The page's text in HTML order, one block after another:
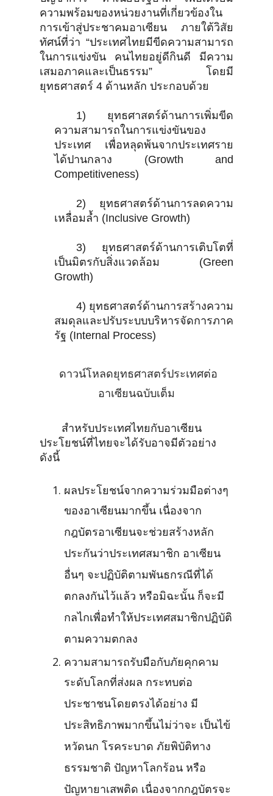
ความพร้อมของหน่วยงานที่เกี่ยวข้องใน
การเข้าสู่ประชาคมอาเซียน ภายใต้วิสัย
ทัศน์ที่ว่า “ประเทศไทยมีขีดความสามารถ
ในการแข่งขัน คนไทยอยู่ดีกินดี มีความ
เสมอภาคและเป็นธรรม” โดยมี
ยุทธศาสตร์ 4 ด้านหลัก ประกอบด้วย
1) ยุทธศาสตร์ด้านการเพิ่มขีด
ความสามารถในการแข่งขันของ
ประเทศ เพื่อหลุดพ้นจากประเทศราย
ได้ปานกลาง (Growth and
Competitiveness)
2) ยุทธศาสตร์ด้านการลดความ
เหลื่อมล้ำ (Inclusive Growth)
3) ยุทธศาสตร์ด้านการเติบโตที่
เป็นมิตรกับสิ่งแวดล้อม (Green
Growth)
4) ยุทธศาสตร์ด้านการสร้างความ
สมดุลและปรับระบบบริหารจัดการภาค
รัฐ (Internal Process)
ดาวน์โหลดยุทธศาสตร์ประเทศต่อ
อาเซียนฉบับเต็ม
สำหรับประเทศไทยกับอาเซียน
ประโยชน์ที่ไทยจะได้รับอาจมีตัวอย่าง
ดังนี้
ผลประโยชน์จากความร่วมมือต่างๆ
ของอาเซียนมากขึ้น เนื่องจาก
กฎบัตรอาเซียนจะช่วยสร้างหลัก
ประกันว่าประเทศสมาชิก อาเซียน
อื่นๆ จะปฏิบัติตามพันธกรณีที่ได้
ตกลงกันไว้แล้ว หรือมิฉะนั้น ก็จะมี
กลไกเพื่อทำให้ประเทศสมาชิกปฏิบัติ
ตามความตกลง
ความสามารถรับมือกับภัยคุกคาม
ระดับโลกที่ส่งผล กระทบต่อ
ประชาชนโดยตรงได้อย่าง มี
ประสิทธิภาพมากขึ้นไม่ว่าจะ เป็นไข้
หวัดนก โรคระบาด ภัยพิบัติทาง
ธรรมชาติ ปัญหาโลกร้อน หรือ
ปัญหายาเสพติด เนื่องจากกฎบัตรจะ